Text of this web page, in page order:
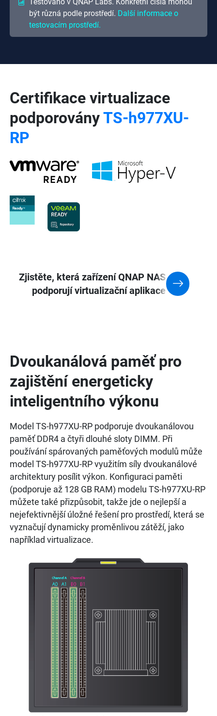
Testováno v QNAP Labs. Konkrétní čísla mohou
být různá podle prostředí. Další informace o
testovacím prostředí.
Certifikace virtualizace
podporoványTS-h977XU-
RP
Zjistěte, která zařízení QNAP NAS
podporují virtualizační aplikace
Dvoukanálová paměť pro
zajištění energeticky
inteligentního výkonu
Model TS-h977XU-RP podporuje dvoukanálovou
paměť DDR4 a čtyři dlouhé sloty DIMM. Při
používání spárovaných paměťových modulů může
model TS-h977XU-RP využitím síly dvoukanálové
architektury posílit výkon. Konfiguraci paměti
(podporuje až 128 GB RAM) modelu TS-h977XU-RP
můžete také přizpůsobit, takže jde o nejlepší a
nejefektivnější úložné řešení pro prostředí, která se
vyznačují dynamicky proměnlivou zátěží, jako
například virtualizace.